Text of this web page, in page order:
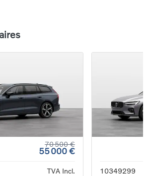
70 500 €
55 000 €
TVA Incl.
10349299